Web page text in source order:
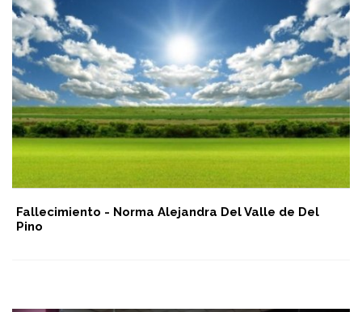
Fallecimiento - Norma Alejandra Del Valle de Del
Pino